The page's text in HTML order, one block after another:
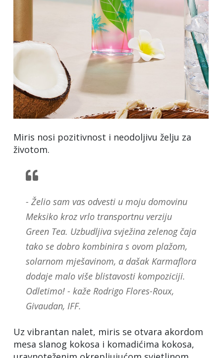
Miris nosi pozitivnost i neodoljivu želju za
životom.
- Želio sam vas odvesti u moju domovinu
Meksiko kroz vrlo transportnu verziju
Green Tea. Uzbudljiva svježina zelenog čaja
tako se dobro kombinira s ovom plažom,
solarnom mješavinom, a dašak Karmaflora
dodaje malo više blistavosti kompoziciji.
Odletimo! - kaže Rodrigo Flores-Roux,
Givaudan, IFF.
Uz vibrantan nalet, miris se otvara akordom
mesa slanog kokosa i komadićima kokosa,